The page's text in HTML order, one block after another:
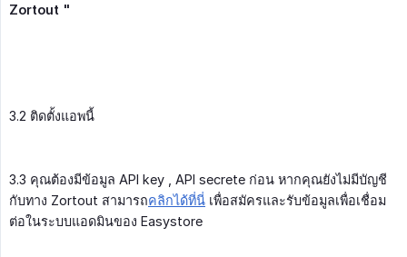
Zortout "
3.2 ติดตั้งแอพนี้
3.3 คุณต้องมีข้อมูล API key , API secrete ก่อน หากคุณยังไม่มีบัญชี
กับทาง Zortout สามารถคลิกได้ที่นี่ เพื่อสมัครและรับข้อมูลเพื่อเชื่อม
ต่อในระบบแอดมินของ Easystore